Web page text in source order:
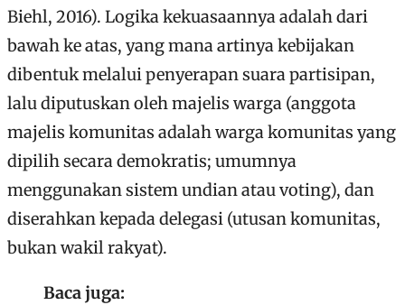
Biehl, 2016). Logika kekuasaannya adalah dari
bawah ke atas, yang mana artinya kebijakan
dibentuk melalui penyerapan suara partisipan,
lalu diputuskan oleh majelis warga (anggota
majelis komunitas adalah warga komunitas yang
dipilih secara demokratis; umumnya
menggunakan sistem undian atau voting), dan
diserahkan kepada delegasi (utusan komunitas,
bukan wakil rakyat).
Baca juga: